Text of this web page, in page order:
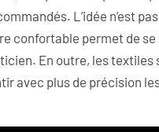
L’idée n’est
confortable permet de
En outre, les
avec plus de précision